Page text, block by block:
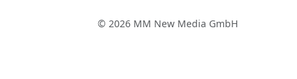
© 2026 MM New Media GmbH